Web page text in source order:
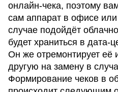
онлайн-чека, поэтому
сам аппарат в офисе
случае подойдёт
будет храниться в дата-
Он же отремонтирует её
другую на замену в
Формирование чеков в